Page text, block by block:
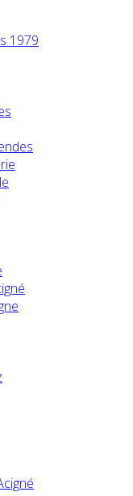
1979